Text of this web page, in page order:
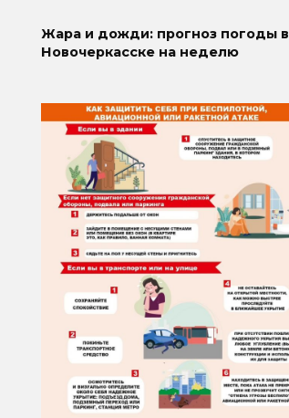
Жара и дожди: прогноз погоды в
Новочеркасске на неделю